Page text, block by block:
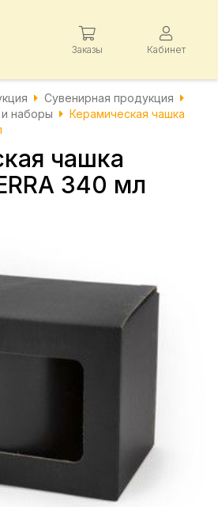
Заказы Кабинет
Сувенирная продукция
наборы
Керамическая чашка
чашка
340 мл